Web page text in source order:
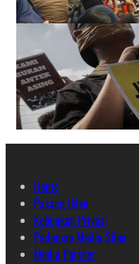
Home
Pasang Iklan
Kebijakan Privasi
Pedoman Media Siber
Media Partner